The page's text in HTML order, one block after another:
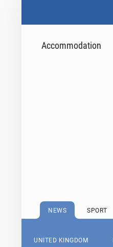
Accommodation
NEWS SPORT
UNITED KINGDOM